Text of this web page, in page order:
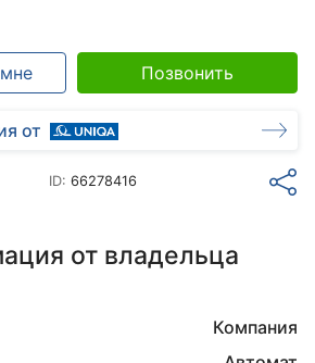
Позвонить
от
ID:66278416
от владельца
Компания